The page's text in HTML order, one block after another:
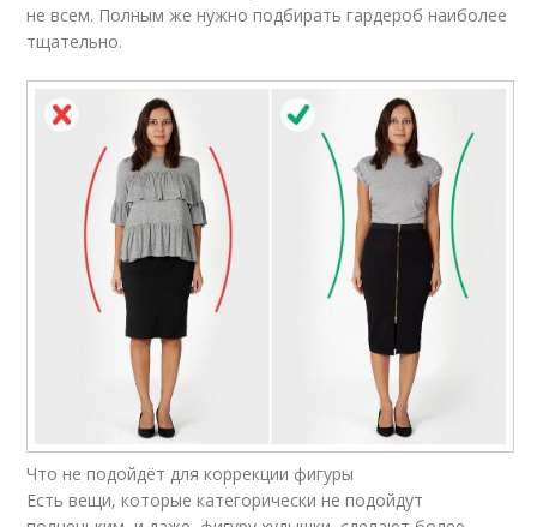
не всем. Полным же нужно подбирать гардероб наиболее
тщательно.
Что не подойдёт для коррекции фигуры
Есть вещи, которые категорически не подойдут